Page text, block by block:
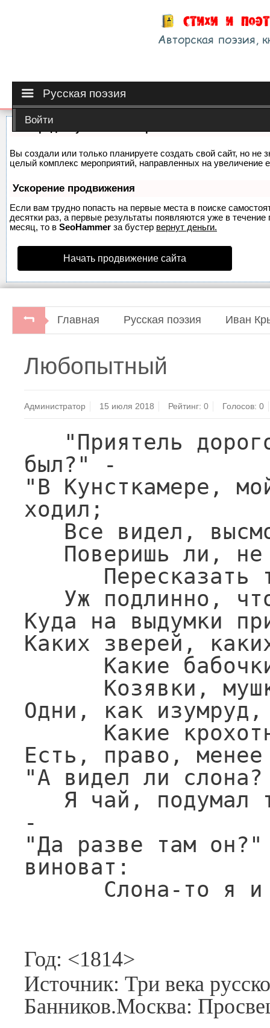
Русская поэзия
Войти
Вы создали или только планируете создать свой сайт, но не
целый комплекс мероприятий, направленных на увеличение
Ускорение продвижения
Если вам трудно попасть на первые места в поиске
десятки раз, а первые результаты появляются уже в
месяц, то в SeoHammer за бустер вернут деньги.
Начать продвижение сайта
Главная Русская поэзия Иван
Любопытный
Администратор 15 июля 2018 Рейтинг:0 Голосов: 0
был?" -
"В Кунсткамере,
ходил;
Куда на выдумки
Каких зверей,
Одни, как
Есть, право,
"А видел ли
-
"Да разве там
виноват:
Слона-то
Год: <1814>
Источник: Три века
Банников.Москва: